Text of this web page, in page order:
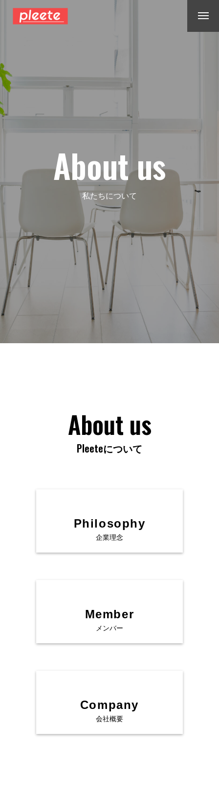
About us
私たちについて
About us
Pleeteについて
Philosophy
企業理念
Member
メンバー
Company
会社概要